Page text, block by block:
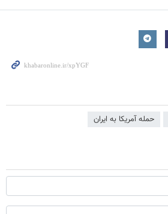
حمله آمریکا به ایران